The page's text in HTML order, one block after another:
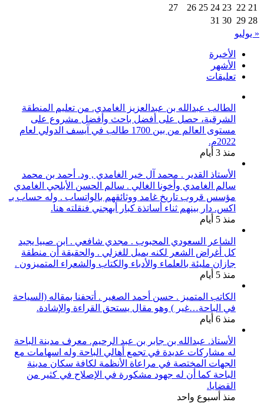
21
22
23
24
25
26
27
28
29
30
31
« يوليو
الأخيرة
الأشهر
تعليقات
الطالب عبدالله بن عبدالعزيز الغامدي. من تعليم المنطقة
الشرقية، حصل على أفضل باحث وأفضل مشروع على
مستوى العالم من بين 1700 طالب في آيسف الدولي لعام
2022م.
منذ 3 أيام
الأستاذ القدير . محمد آل خير الغامدي , ود. أحمد بن محمد
سالم الغامدي وأخونا الغالي . سالم الحسن الأبلجي الغامدي
مؤسس قروب تاريخ غامد ووثائقهم بالواتساب . وله حساب بـ
اكس. دار بينهم ثناء أساتذة كبار أبهجني فنقلته هنا.
منذ 5 أيام
الشاعر السعودي المحبوب . مجدي شافعي . ابن صبيا يجيد
كل أغراض الشعر لكنه يميل للغزلي . والحقيقة أن منطقة
جازان مليئة بالعلماء والأدباء والكتاب والشعراء المتميزون .
منذ 5 أيام
الكاتب المتميز . حسن أحمد الصغير . أتحفنا بمقاله (السياحة
في الباحة…غير ) وهو مقال يستحق القراءة والإشادة.
منذ 6 أيام
الأستاذ. عبدالله بن جابر بن عبد الرحيم. معرف مدينة الباحة
له مشاركات عديدة في تجمع أهالي الباحة وله اسهامات مع
الجهات المختصة في مراعاة الأنظمة لكافة سكان مدينة
الباحة كما أن له جهود مشكورة في الإصلاح في كثير من
القضايا.
منذ أسبوع واحد